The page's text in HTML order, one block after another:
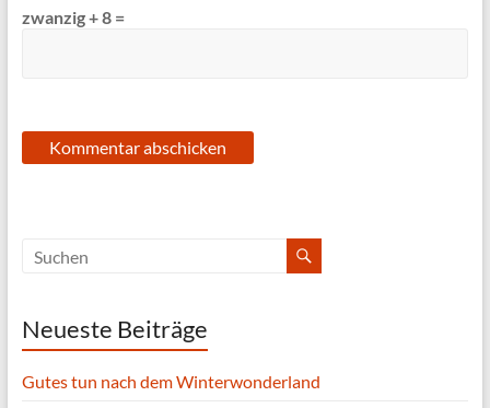
zwanzig + 8 =
Neueste Beiträge
Gutes tun nach dem Winterwonderland